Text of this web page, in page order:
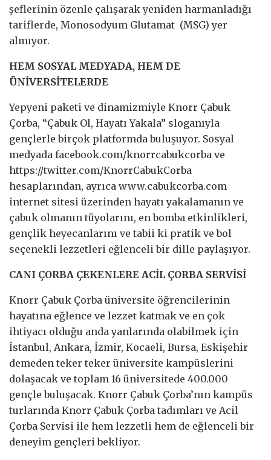
şeflerinin özenle çalışarak yeniden harmanladığı
tariflerde, Monosodyum Glutamat (MSG) yer
almıyor.
HEM SOSYAL MEDYADA, HEM DE
ÜNİVERSİTELERDE
Yepyeni paketi ve dinamizmiyle Knorr Çabuk
Çorba, “Çabuk Ol, Hayatı Yakala” sloganıyla
gençlerle birçok platformda buluşuyor. Sosyal
medyada facebook.com/knorrcabukcorba ve
https://twitter.com/KnorrCabukCorba
hesaplarından, ayrıca www.cabukcorba.com
internet sitesi üzerinden hayatı yakalamanın ve
çabuk olmanın tüyolarını, en bomba etkinlikleri,
gençlik heyecanlarını ve tabii ki pratik ve bol
seçenekli lezzetleri eğlenceli bir dille paylaşıyor.
CANI ÇORBA ÇEKENLERE ACİL ÇORBA SERVİSİ
Knorr Çabuk Çorba üniversite öğrencilerinin
hayatına eğlence ve lezzet katmak ve en çok
ihtiyacı olduğu anda yanlarında olabilmek için
İstanbul, Ankara, İzmir, Kocaeli, Bursa, Eskişehir
demeden teker teker üniversite kampüslerini
dolaşacak ve toplam 16 üniversitede 400.000
gençle buluşacak. Knorr Çabuk Çorba’nın kampüs
turlarında Knorr Çabuk Çorba tadımları ve Acil
Çorba Servisi ile hem lezzetli hem de eğlenceli bir
deneyim gençleri bekliyor.